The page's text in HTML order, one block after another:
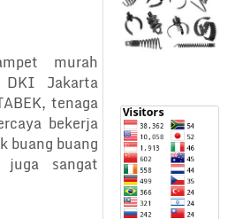
murah
DKI Jakarta
tenaga
bekerja
buang buang
sangat